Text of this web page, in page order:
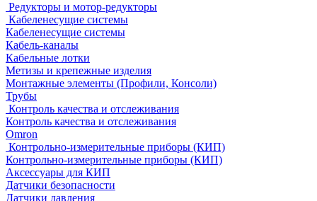
Редукторы и мотор-редукторы
Кабеленесущие системы
Кабеленесущие системы
Кабель-каналы
Кабельные лотки
Метизы и крепежные изделия
Монтажные элементы (Профили, Консоли)
Трубы
Контроль качества и отслеживания
Контроль качества и отслеживания
Omron
Контрольно-измерительные приборы (КИП)
Контрольно-измерительные приборы (КИП)
Аксессуары для КИП
Датчики безопасности
Датчики давления